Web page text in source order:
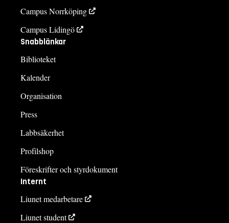
Campus Norrköping
Campus Lidingö
Snabblänkar
Biblioteket
Kalender
Organisation
Press
Labbsäkerhet
Profilshop
Föreskrifter och styrdokument
Internt
Liunet medarbetare
Liunet student